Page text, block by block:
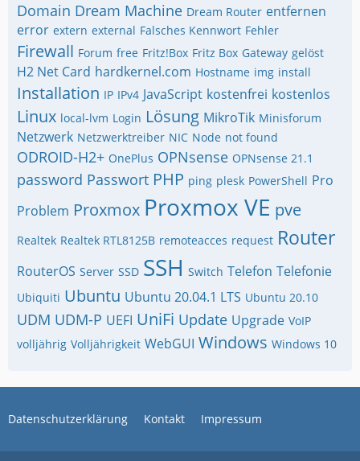
Domain Dream Machine Dream Router entfernen
error extern external Falsches Kennwort Fehler
Firewall Forum free Fritz!Box Fritz Box Gateway gelöst
H2 Net Card hardkernel.com Hostname img install
Installation IP IPv4 JavaScript kostenfrei kostenlos
Linux local-lvm Login Lösung MikroTik Minisforum
Netzwerk Netzwerktreiber NIC Node not found
ODROID-H2+ OnePlus OPNsense OPNsense 21.1
password Passwort PHP ping plesk PowerShell Pro
Problem Proxmox Proxmox VE pve
Realtek Realtek RTL8125B remoteacces request Router
RouterOS Server SSD SSH Switch Telefon Telefonie
Ubiquiti Ubuntu Ubuntu 20.04.1 LTS Ubuntu 20.10
UDM UDM-P UEFI UniFi Update Upgrade VoIP
volljährig Volljährigkeit WebGUI Windows Windows 10
Datenschutzerklärung Kontakt Impressum